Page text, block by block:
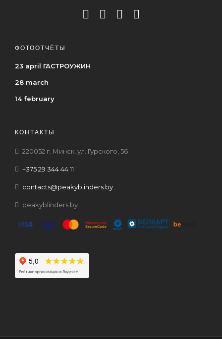
ФОТООТЧЁТЫ
23 april ГАСТРОУЖИН
28 march
14 february
КОНТАКТЫ
220052 г. Минск, ул. Гурского, 56
+375 29 344 44 11
contacts@peakyblinders.by
peakyblinders.by